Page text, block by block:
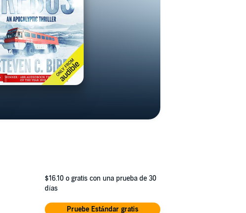
$16.10 o gratis con una prueba de 30
días
Pruebe Estándar gratis